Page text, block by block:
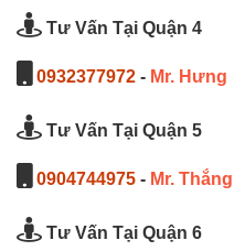
Tư Vấn Tại Quận 4
0932377972 - Mr. Hưng
Tư Vấn Tại Quận 5
0904744975 - Mr. Thắng
Tư Vấn Tại Quận 6